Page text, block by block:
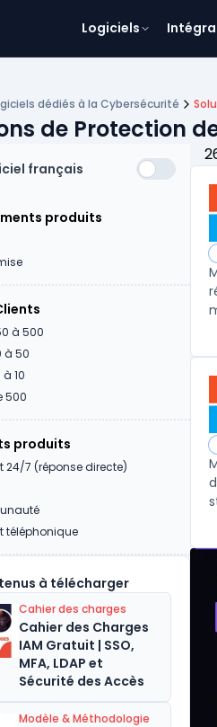
Logiciels
dédiés à la Cybersécurité
de Protection
français
produits
à 500
à 50
à 10
500
produits
24/7 (réponse directe)
téléphonique
à télécharger
Cahier des charges
Cahier des Charges
IAM Gratuit | SSO,
MFA, LDAP et
Sécurité des Accès
Modèle & Méthodologie